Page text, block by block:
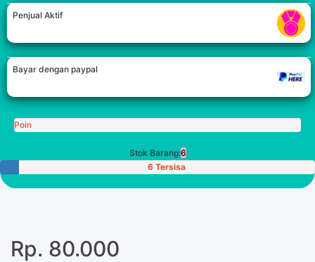
Penjual Aktif
Bayar dengan paypal
Poin
Stok Barang:6
6 Tersisa
Rp. 80.000